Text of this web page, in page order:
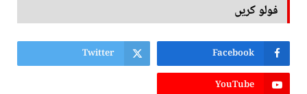
فولو کریں
Facebook
Twitter
YouTube